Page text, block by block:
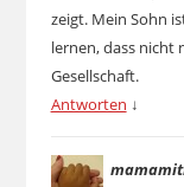
zeigt. Mein Sohn
lernen, dass nicht
Gesellschaft.
Antworten ↓